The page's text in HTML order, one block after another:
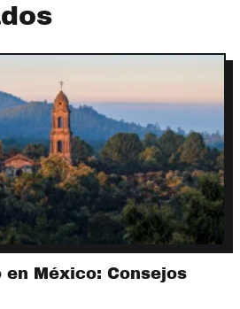
México: Consejos